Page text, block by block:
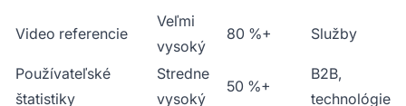
Video referencie
Veľmi
vysoký
80 %+ Služby
Používateľské
štatistiky
Stredne
vysoký
50 %+
B2B,
technológie